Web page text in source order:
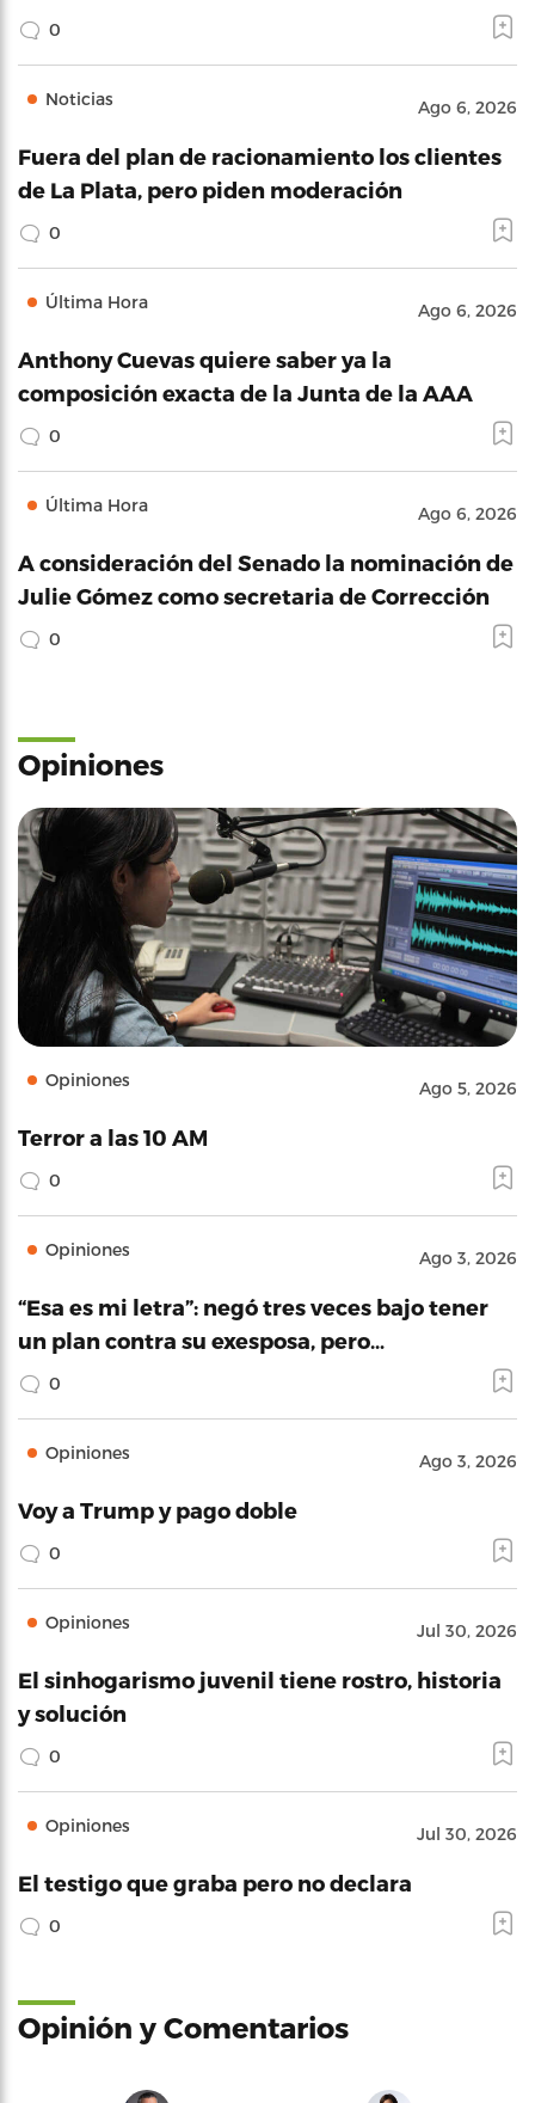
0
Noticias Ago 6, 2026
Fuera del plan de racionamiento los clientes
de La Plata, pero piden moderación
0
Última Hora Ago 6, 2026
Anthony Cuevas quiere saber ya la
composición exacta de la Junta de la AAA
0
Última Hora Ago 6, 2026
A consideración del Senado la nominación de
Julie Gómez como secretaria de Corrección
0
Opiniones
Opiniones Ago 5, 2026
Terror a las 10 AM
0
Opiniones Ago 3, 2026
“Esa es mi letra”: negó tres veces bajo tener
un plan contra su exesposa, pero…
0
Opiniones Ago 3, 2026
Voy a Trump y pago doble
0
Opiniones Jul 30, 2026
El sinhogarismo juvenil tiene rostro, historia
y solución
0
Opiniones Jul 30, 2026
El testigo que graba pero no declara
0
Opinión y Comentarios